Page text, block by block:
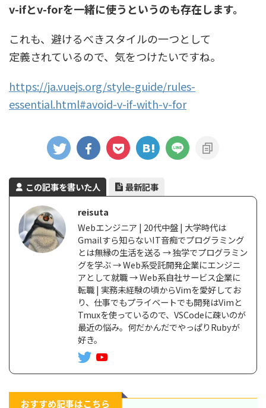
v-ifとv-forを一緒に使うというのも存在します。
これも、避けるべきスタイルの一つとして
定義されているので、気をつけたいですね。
https://ja.vuejs.org/style-guide/rules-
essential.html#avoid-v-if-with-v-for
この記事を書いた人
最新記事
reisuta
Webエンジニア | 20代中盤 | 大学時代は
Gmailすら知らないIT音痴でプログラミング
とは無縁の生活を送る → 独学でプログラミン
グを学ぶ → Web系受託開発企業にエンジニ
アとして就職 → Web系自社サービス企業に
転職 | 実務未経験の頃からVimを愛好してお
り、仕事でもプライベートでも開発はVimと
Tmuxを使っているので、VSCodeに疎いのが
最近の悩み。何だかんだでやっぱりRubyが
好き。
おすすめ記事はこちら